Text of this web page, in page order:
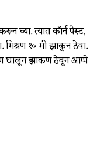
घ्या. त्यात कॉर्न पेस्ट,
१० मी झाकून ठेवा.
घालून झाकण ठेवून आप्पे